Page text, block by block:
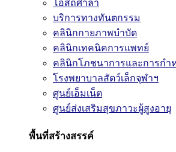
โอสถศาลา
บริการทางทันตกรรม
คลินิกกายภาพบำบัด
คลินิกเทคนิคการแพทย์
คลินิกโภชนาการและการกำ
โรงพยาบาลสัตว์เล็กจุฬาฯ
ศูนย์เอ็มเน็ต
ศูนย์ส่งเสริมสุขภาวะผู้สูงอายุ
พื้นที่สร้างสรรค์